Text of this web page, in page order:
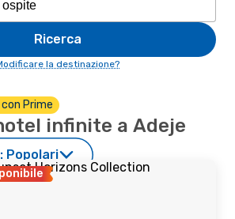
Ricerca
la destinazione?
con Prime
infinite a Adeje
Popolari